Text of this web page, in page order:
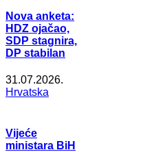
Nova anketa:
HDZ ojačao,
SDP stagnira,
DP stabilan
31.07.2026.
Hrvatska
Vijeće
ministara BiH